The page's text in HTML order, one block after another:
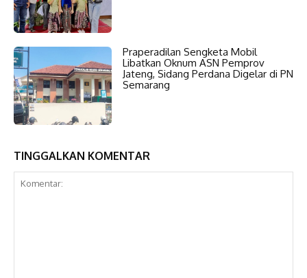
Praperadilan Sengketa Mobil
Libatkan Oknum ASN Pemprov
Jateng, Sidang Perdana Digelar di PN
Semarang
TINGGALKAN KOMENTAR